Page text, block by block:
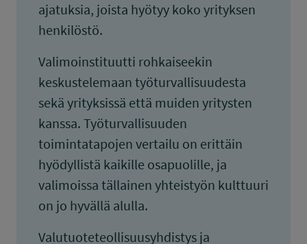
ajatuksia, joista hyötyy koko yrityksen
henkilöstö.
Valimoinstituutti rohkaiseekin
keskustelemaan työturvallisuudesta
sekä yrityksissä että muiden yritysten
kanssa. Työturvallisuuden
toimintatapojen vertailu on erittäin
hyödyllistä kaikille osapuolille, ja
valimoissa tällainen yhteistyön kulttuuri
on jo hyvällä alulla.
Valutuoteteollisuusyhdistys ja